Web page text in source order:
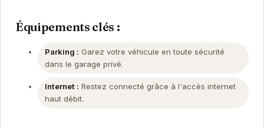
Équipements clés :
Parking : Garez votre véhicule en toute sécurité
dans le garage privé.
Internet : Restez connecté grâce à l'accès internet
haut débit.